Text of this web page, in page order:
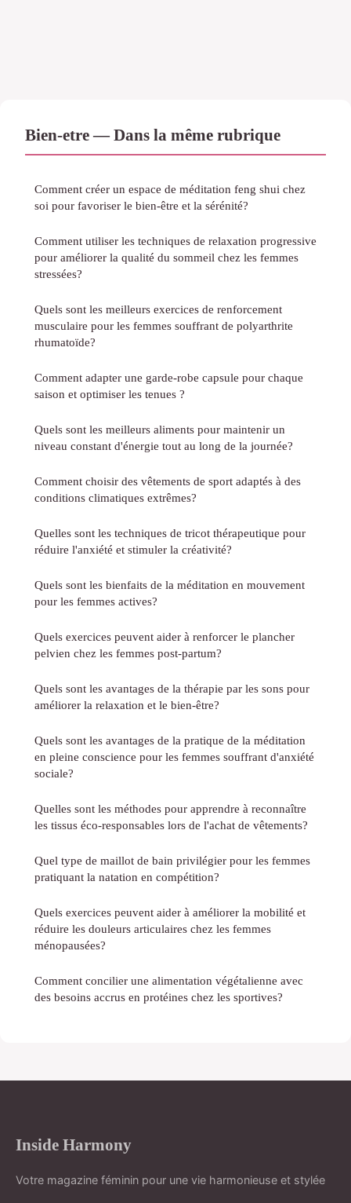
Bien-etre — Dans la même rubrique
Comment créer un espace de méditation feng shui chez
soi pour favoriser le bien-être et la sérénité?
Comment utiliser les techniques de relaxation progressive
pour améliorer la qualité du sommeil chez les femmes
stressées?
Quels sont les meilleurs exercices de renforcement
musculaire pour les femmes souffrant de polyarthrite
rhumatoïde?
Comment adapter une garde-robe capsule pour chaque
saison et optimiser les tenues ?
Quels sont les meilleurs aliments pour maintenir un
niveau constant d'énergie tout au long de la journée?
Comment choisir des vêtements de sport adaptés à des
conditions climatiques extrêmes?
Quelles sont les techniques de tricot thérapeutique pour
réduire l'anxiété et stimuler la créativité?
Quels sont les bienfaits de la méditation en mouvement
pour les femmes actives?
Quels exercices peuvent aider à renforcer le plancher
pelvien chez les femmes post-partum?
Quels sont les avantages de la thérapie par les sons pour
améliorer la relaxation et le bien-être?
Quels sont les avantages de la pratique de la méditation
en pleine conscience pour les femmes souffrant d'anxiété
sociale?
Quelles sont les méthodes pour apprendre à reconnaître
les tissus éco-responsables lors de l'achat de vêtements?
Quel type de maillot de bain privilégier pour les femmes
pratiquant la natation en compétition?
Quels exercices peuvent aider à améliorer la mobilité et
réduire les douleurs articulaires chez les femmes
ménopausées?
Comment concilier une alimentation végétalienne avec
des besoins accrus en protéines chez les sportives?
Inside Harmony
Votre magazine féminin pour une vie harmonieuse et stylée